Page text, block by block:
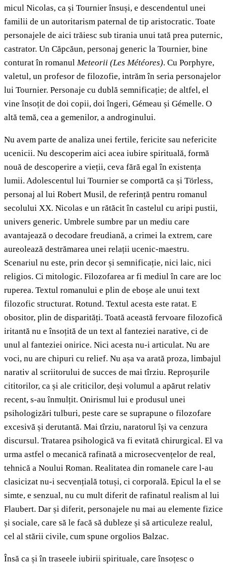
micul Nicolas, ca și Tournier însuși, e descendentul unei
familii de un autoritarism paternal de tip aristocratic. Toate
personajele de aici trăiesc sub tirania unui tată prea puternic,
castrator. Un Căpcăun, personaj generic la Tournier, bine
conturat în romanul Meteorii (Les Météores). Cu Porphyre,
valetul, un profesor de filozofie, intrăm în seria personajelor
lui Tournier. Personaje cu dublă semnificație; de altfel, el
vine însoțit de doi copii, doi îngeri, Gémeau și Gémelle. O
altă temă, cea a gemenilor, a androginului.
Nu avem parte de analiza unei fertile, fericite sau nefericite
ucenicii. Nu descoperim aici acea iubire spirituală, formă
nouă de descoperire a vieții, ceva fără egal în existența
lumii. Adolescentul lui Tournier se comportă ca și Törless,
personaj al lui Robert Musil, de referință pentru romanul
secolului XX. Nicolas e un rătăcit în castelul cu aripi pustii,
univers generic. Umbrele sumbre par un mediu care
avantajează o decodare freudiană, a crimei la extrem, care
aureolează destrămarea unei relații ucenic-maestru.
Scenariul nu este, prin decor și semnificație, nici laic, nici
religios. Ci mitologic. Filozofarea ar fi mediul în care are loc
ruperea. Textul romanului e plin de eboșe ale unui text
filozofic structurat. Rotund. Textul acesta este ratat. E
obositor, plin de disparități. Toată această fervoare filozofică
iritantă nu e însoțită de un text al fanteziei narative, ci de
unul al fanteziei onirice. Nici acesta nu-i articulat. Nu are
voci, nu are chipuri cu relief. Nu așa va arată proza, limbajul
narativ al scriitorului de succes de mai tîrziu. Reproșurile
cititorilor, ca și ale criticilor, deși volumul a apărut relativ
recent, s-au înmulțit. Onirismul lui e produsul unei
psihologizări tulburi, peste care se suprapune o filozofare
excesivă și derutantă. Mai tîrziu, naratorul își va cenzura
discursul. Tratarea psihologică va fi evitată chirurgical. El va
urma astfel o mecanică rafinată a microsecvențelor de real,
tehnică a Noului Roman. Realitatea din romanele care l-au
clasicizat nu-i secvențială totuși, ci corporală. Epicul la el se
simte, e senzual, nu cu mult diferit de rafinatul realism al lui
Flaubert. Dar și diferit, personajele nu mai au elemente fizice
și sociale, care să le facă să dubleze și să articuleze realul,
cel al stării civile, cum spune orgolios Balzac.
Însă ca și în traseele iubirii spirituale, care însoțesc o